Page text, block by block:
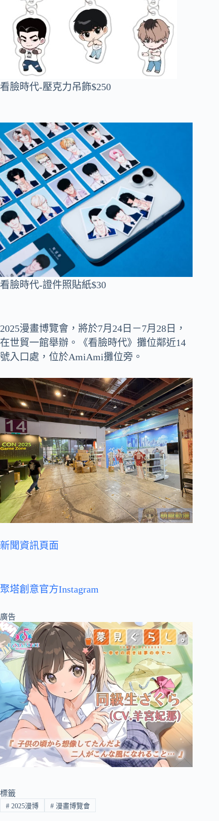
看臉時代-壓克力吊飾$250
看臉時代-證件照貼紙$30
2025漫畫博覽會，將於7月24日－7月28日，
在世貿一館舉辦。《看臉時代》攤位鄰近14
號入口處，位於AmiAmi攤位旁。
新聞資訊頁面
聚塔創意官方Instagram
廣告
標籤
#2025漫博 #漫畫博覽會